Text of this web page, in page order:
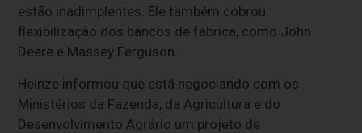
estão inadimplentes. Ele também cobrou
flexibilização dos bancos de fábrica, como John
Deere e Massey Ferguson.
Heinze informou que está negociando com os
Ministérios da Fazenda, da Agricultura e do
Desenvolvimento Agrário um projeto de